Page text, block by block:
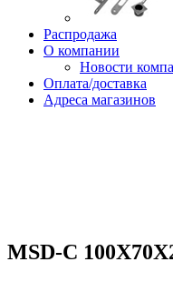
Распродажа
О компании
Новости
Оплата/доставка
Адреса магазинов
MSD-C